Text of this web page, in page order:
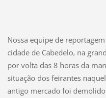
Nossa equipe de
cidade de Cabedelo, na
por volta das 8 horas da
situação dos feirantes
antigo mercado foi